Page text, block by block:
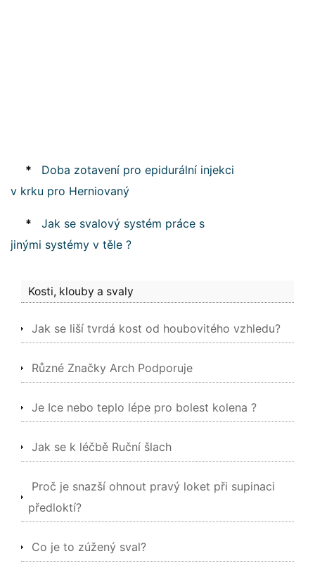
*
Doba zotavení pro epidurální injekci
v krku pro Herniovaný
*
Jak se svalový systém práce s
jinými systémy v těle ?
Kosti, klouby a svaly
Jak se liší tvrdá kost od houbovitého vzhledu?
Různé Značky Arch Podporuje
Je Ice nebo teplo lépe pro bolest kolena ?
Jak se k léčbě Ruční šlach
Proč je snazší ohnout pravý loket při supinaci
předloktí?
Co je to zúžený sval?